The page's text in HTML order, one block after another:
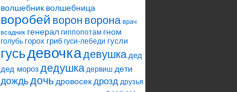
волшебник волшебница
воробей ворон ворона врач
всадник генерал гиппопотам гном
голубь горох гриб гуси-лебеди гусли
гусьдевочкадевушка дед
дед мороз дедушка дервиш дети
дождьдочь дровосек дрозд друзья